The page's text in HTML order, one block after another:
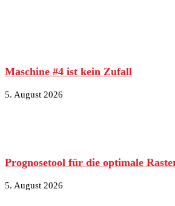
Maschine #4 ist kein Zufall
5. August 2026
Prognosetool für die optimale
5. August 2026